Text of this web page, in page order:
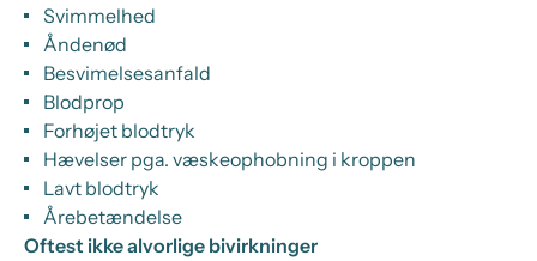
Svimmelhed
Åndenød
Besvimelsesanfald
Blodprop
Forhøjet blodtryk
Hævelser pga. væskeophobning i kroppen
Lavt blodtryk
Årebetændelse
Oftest ikke alvorlige bivirkninger